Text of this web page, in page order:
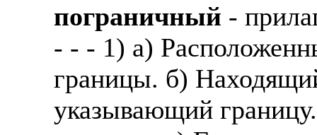
пограничный -
- - - 1) а)
границы. б)
указывающий